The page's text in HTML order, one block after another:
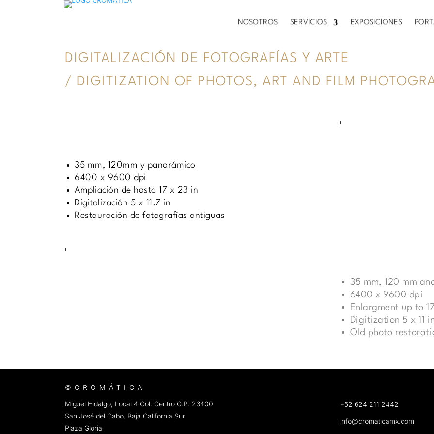
NOSOTROS SERVICIOS EXPOSICIONES
NOSOTROS SERVICIOS EXPOSICIONES
DIGITALIZACIÓN DE FOTOGRAFÍAS Y ARTE
/ DIGITIZATION OF PHOTOS, ART AND FILM
35 mm, 120mm y panorámico
6400 x 9600 dpi
Ampliación de hasta 17 x 23 in
Digitalización 5 x 11.7 in
Restauración de fotografías antiguas
35 mm, 120 mm
6400 x 9600 dpi
Enlargment up to
Digitization 5 x 11 in
Old photo
©CROMÁTICA
Miguel Hidalgo, Local 4 Col. Centro C.P. 23400
San José del Cabo, Baja California Sur.
Plaza Gloria
+52 624 211 2442
info@cromaticamx.com